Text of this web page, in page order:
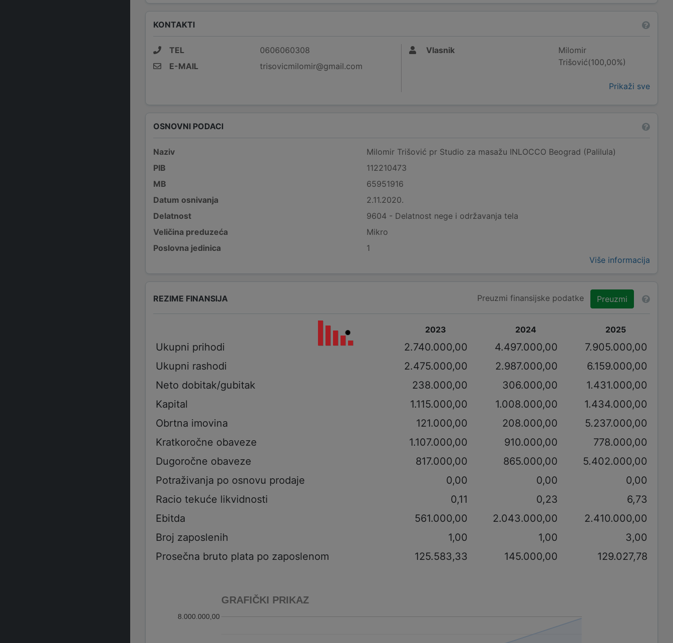
KONTAKTI
TEL
0606060308
E-MAIL
trisovicmilomir@gmail.com
Vlasnik
Milomir
Trišović(100,00%)
Prikaži sve
OSNOVNI PODACI
Naziv
Milomir Trišović pr Studio za masažu INLOCCO Beograd (Palilula)
PIB
112210473
MB
65951916
Datum osnivanja
2.11.2020.
Delatnost
9604 - Delatnost nege i održavanja tela
Veličina preduzeća
Mikro
Poslovna jedinica
1
Više informacija
REZIME FINANSIJA Preuzmi finansijske podatke Preuzmi
2023 2024 2025
Ukupni prihodi 2.740.000,00 4.497.000,00
7.905.000,00
Ukupni rashodi
2.475.000,00 2.987.000,00
6.159.000,00
Neto dobitak/gubitak
238.000,00 306.000,00
1.431.000,00
Kapital
1.115.000,00 1.008.000,00
1.434.000,00
Obrtna imovina
121.000,00 208.000,00
5.237.000,00
Kratkoročne obaveze
1.107.000,00 910.000,00
778.000,00
Dugoročne obaveze
817.000,00 865.000,00
5.402.000,00
Potraživanja po osnovu prodaje
0,00 0,00
0,00
Racio tekuće likvidnosti
0,11 0,23
6,73
Ebitda
561.000,00 2.043.000,00
2.410.000,00
Broj zaposlenih
1,00 1,00
3,00
Prosečna bruto plata po zaposlenom
125.583,33 145.000,00 129.027,78
GRAFIČKI PRIKAZ
8.000.000,00